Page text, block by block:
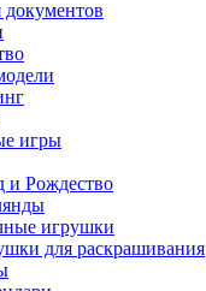
игры
и Рождество
игрушки
для раскрашивания